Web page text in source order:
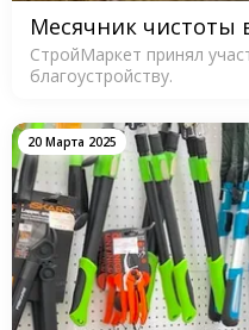
Месячник чистоты
СтройМаркет принял
благоустройству.
20 Марта 2025